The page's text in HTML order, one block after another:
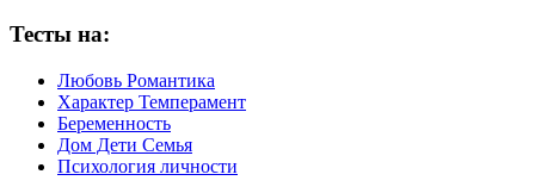
Тесты на:
Любовь Романтика
Характер Темперамент
Беременность
Дом Дети Семья
Психология личности